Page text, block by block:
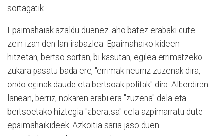
sortagatik.
Epaimahaiak azaldu duenez, aho batez erabaki dute
zein izan den lan irabazlea. Epaimahaiko kideen
hitzetan, bertso sortan, bi kasutan, egilea errimatzeko
zukara pasatu bada ere, "errimak neurriz zuzenak dira,
ondo eginak daude eta bertsoak politak" dira. Alberdiren
lanean, berriz, nokaren erabilera "zuzena" dela eta
bertsoetako hiztegia "aberatsa" dela azpimarratu dute
epaimahaikideek. Azkoitia saria jaso duen